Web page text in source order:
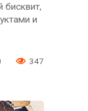
бисквит,
и
347